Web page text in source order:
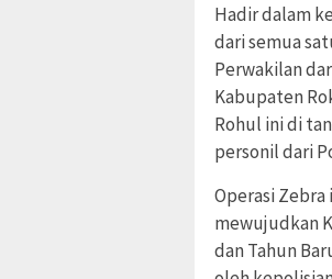
Hadir dalam
dari semua
Perwakilan
Kabupaten
Rohul ini di
personil dari
Operasi
mewujudkan
dan Tahun